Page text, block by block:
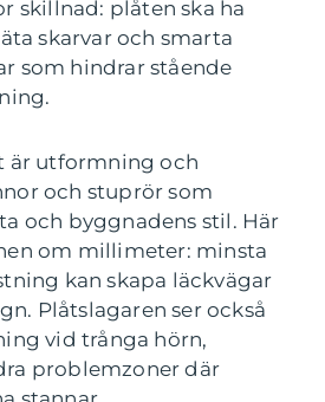
skillnad: plåten ska ha
skarvar och smarta
som hindrar stående
är utformning och
och stuprör som
och byggnadens stil. Här
om millimeter: minsta
kan skapa läckvägar
Plåtslagaren ser också
vid trånga hörn,
problemzoner där